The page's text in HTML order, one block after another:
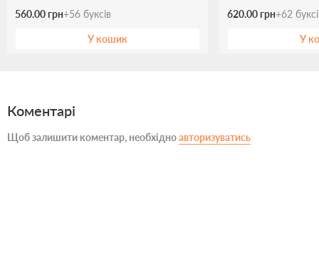
560.00 грн+56 буксів
У кошик
620.00 грн+62
У
Коментарі
Щоб залишити коментар, необхідноавторизуватись